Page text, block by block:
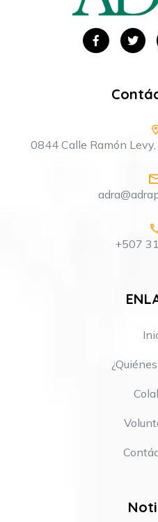
0844 Calle Ramón
+507